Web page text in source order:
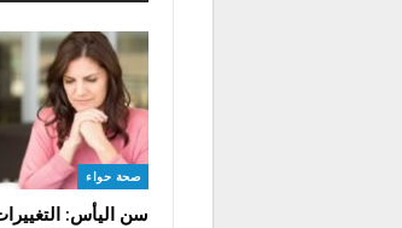
صحة حواء
سن اليأس: